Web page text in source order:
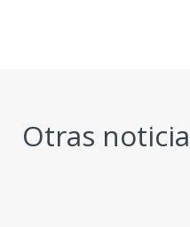
Otras